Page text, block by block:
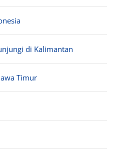
di Kalimantan
Timur